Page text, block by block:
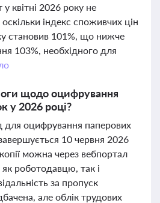
у квітні 2026 року не
індекс споживчих цін
становив 101%, що нижче
103%, необхідного для
щодо оцифрування
у 2026 році?
для оцифрування паперових
10 червня 2026
можна через вебпортал
роботодавцю, так і
за пропуск
але облік трудових